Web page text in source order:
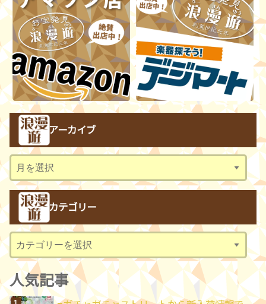
アーカイブ
ア
ー
イ
ブ
カテゴリー
カ
テ
ゴ
リ
人気記事